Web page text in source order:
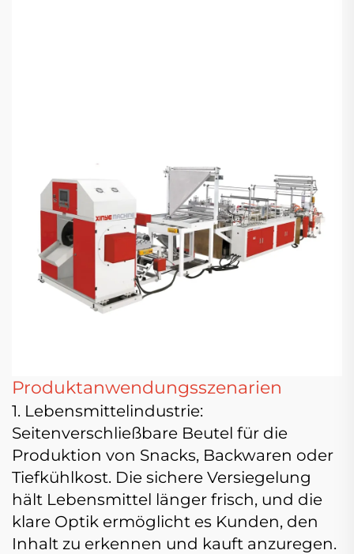
Produktanwendungsszenarien
1. Lebensmittelindustrie:
Seitenverschließbare Beutel für die
Produktion von Snacks, Backwaren oder
Tiefkühlkost. Die sichere Versiegelung
hält Lebensmittel länger frisch, und die
klare Optik ermöglicht es Kunden, den
Inhalt zu erkennen und kauft anzuregen.